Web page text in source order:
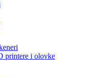
printere i olovke